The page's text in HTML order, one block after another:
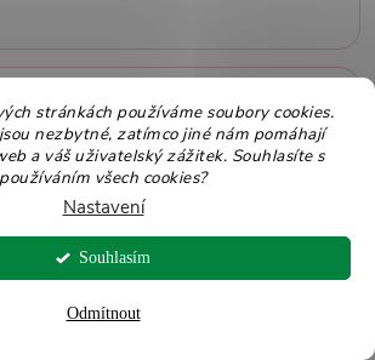
stránkách používáme soubory cookies.
nezbytné, zatímco jiné nám pomáhají
a váš uživatelský zážitek. Souhlasíte s
používáním všech cookies?
Nastavení
Odmítnout
Souhlasím
a další ořechy, které se s brusinkami
a další čtení
témata močových cest, ledvin, antioxidantů,